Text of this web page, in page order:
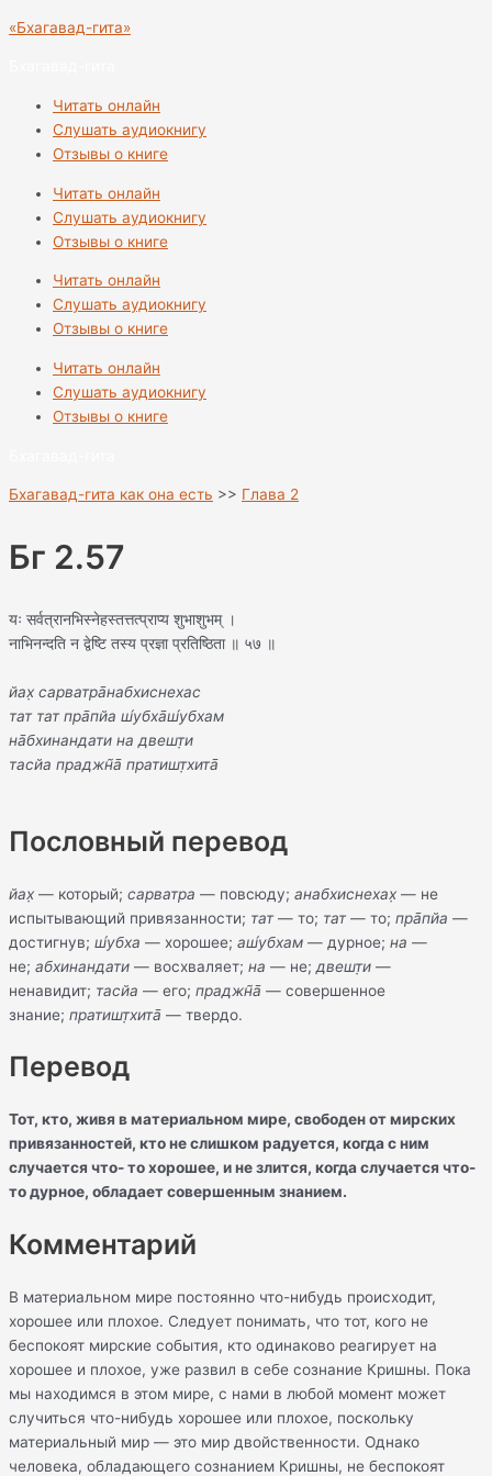
к«Бхагавад-гита»
Читать онлайн
Слушать аудиокнигу
Отзывы о книге
Читать онлайн
Слушать аудиокнигу
Отзывы о книге
Читать онлайн
Слушать аудиокнигу
Отзывы о книге
Читать онлайн
Слушать аудиокнигу
Отзывы о книге
Бхагавад-гита как она есть >> Глава 2
Бг 2.57
यः सर्वत्रानभिस्नेहस्तत्तत्प्राप्य श‍ुभाश‍ुभम् ।
नाभिनन्दति न द्वेष्टि तस्य प्रज्ञा प्रतिष्ठिता ॥ ५७ ॥
йах̣ сарватра̄набхиснехас
тат тат пра̄пйа ш́убха̄ш́убхам
на̄бхинандати на двешт̣и
тасйа праджн̃а̄ пратишт̣хита̄
Пословный перевод
йах̣ — который; сарватра — повсюду; анабхиснехах̣ — не
испытывающий привязанности; тат — то; тат — то; пра̄пйа —
достигнув; ш́убха — хорошее; аш́убхам — дурное; на —
не; абхинандати — восхваляет; на — не; двешт̣и —
ненавидит; тасйа — его; праджн̃а̄ — совершенное
знание; пратишт̣хита̄ — твердо.
Перевод
Тот, кто, живя в материальном мире, свободен от мирских
привязанностей, кто не слишком радуется, когда с ним
случается что- то хорошее, и не злится, когда случается что-
то дурное, обладает совершенным знанием.
Комментарий
В материальном мире постоянно что-нибудь происходит,
хорошее или плохое. Следует понимать, что тот, кого не
беспокоят мирские события, кто одинаково реагирует на
хорошее и плохое, уже развил в себе сознание Кришны. Пока
мы находимся в этом мире, с нами в любой момент может
случиться что-нибудь хорошее или плохое, поскольку
материальный мир — это мир двойственности. Однако
человека, обладающего сознанием Кришны, не беспокоят